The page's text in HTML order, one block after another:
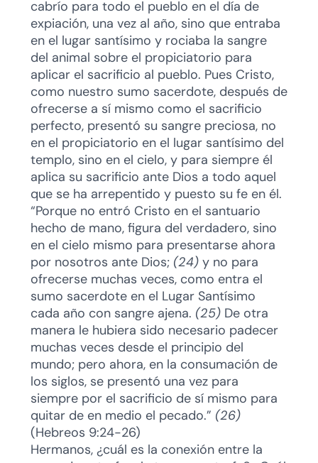
cabrío para todo el pueblo en el día de
expiación, una vez al año, sino que entraba
en el lugar santísimo y rociaba la sangre
del animal sobre el propiciatorio para
aplicar el sacrificio al pueblo. Pues Cristo,
como nuestro sumo sacerdote, después de
ofrecerse a sí mismo como el sacrificio
perfecto, presentó su sangre preciosa, no
en el propiciatorio en el lugar santísimo del
templo, sino en el cielo, y para siempre él
aplica su sacrificio ante Dios a todo aquel
que se ha arrepentido y puesto su fe en él.
“Porque no entró Cristo en el santuario
hecho de mano, figura del verdadero, sino
en el cielo mismo para presentarse ahora
por nosotros ante Dios; (24)y no para
ofrecerse muchas veces, como entra el
sumo sacerdote en el Lugar Santísimo
cada año con sangre ajena. (25)De otra
manera le hubiera sido necesario padecer
muchas veces desde el principio del
mundo; pero ahora, en la consumación de
los siglos, se presentó una vez para
siempre por el sacrificio de sí mismo para
quitar de en medio el pecado.” (26)
(Hebreos 9:24-26)
Hermanos, ¿cuál es la conexión entre la